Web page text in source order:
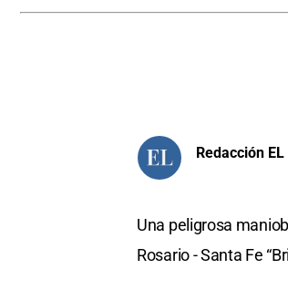
Redacción EL
Una peligrosa
Rosario - Santa Fe